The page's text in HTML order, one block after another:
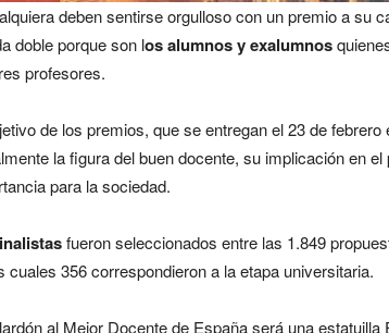
deben sentirse orgulloso con un premio a su
doble porque son los alumnos y exalumnos
profesores.
de los premios, que se entregan el 23 de
la figura del buen docente, su implicación en
para la sociedad.
fueron seleccionados entre las 1.849
cuales 356 correspondieron a la etapa universitaria.
al Mejor Docente de España será una